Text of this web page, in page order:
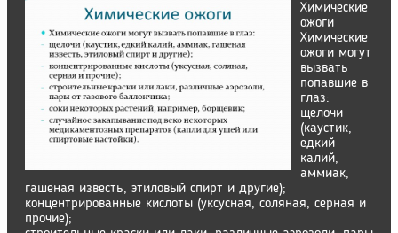
Химические
ожоги
Химические
ожоги могут
вызвать
попавшие в
глаз:
щелочи
(каустик,
едкий
калий,
аммиак,
гашеная известь, этиловый спирт и другие);
концентрированные кислоты (уксусная, соляная, серная и
прочие);